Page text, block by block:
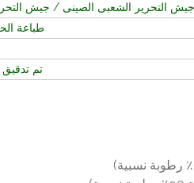
التحرير الشعبى الصينى / جيش
طباعة الحفر
تم تدقيق DIN و BRC و ISO